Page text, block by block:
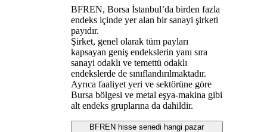
BFREN, Borsa İstanbul’da birden fazla
endeks içinde yer alan bir sanayi şirketi
payıdır.
Şirket, genel olarak tüm payları
kapsayan geniş endekslerin yanı sıra
sanayi odaklı ve temettü odaklı
endekslerde de sınıflandırılmaktadır.
Ayrıca faaliyet yeri ve sektörüne göre
Bursa bölgesi ve metal eşya-makina gibi
alt endeks gruplarına da dahildir.
BFREN hisse senedi hangi pazar